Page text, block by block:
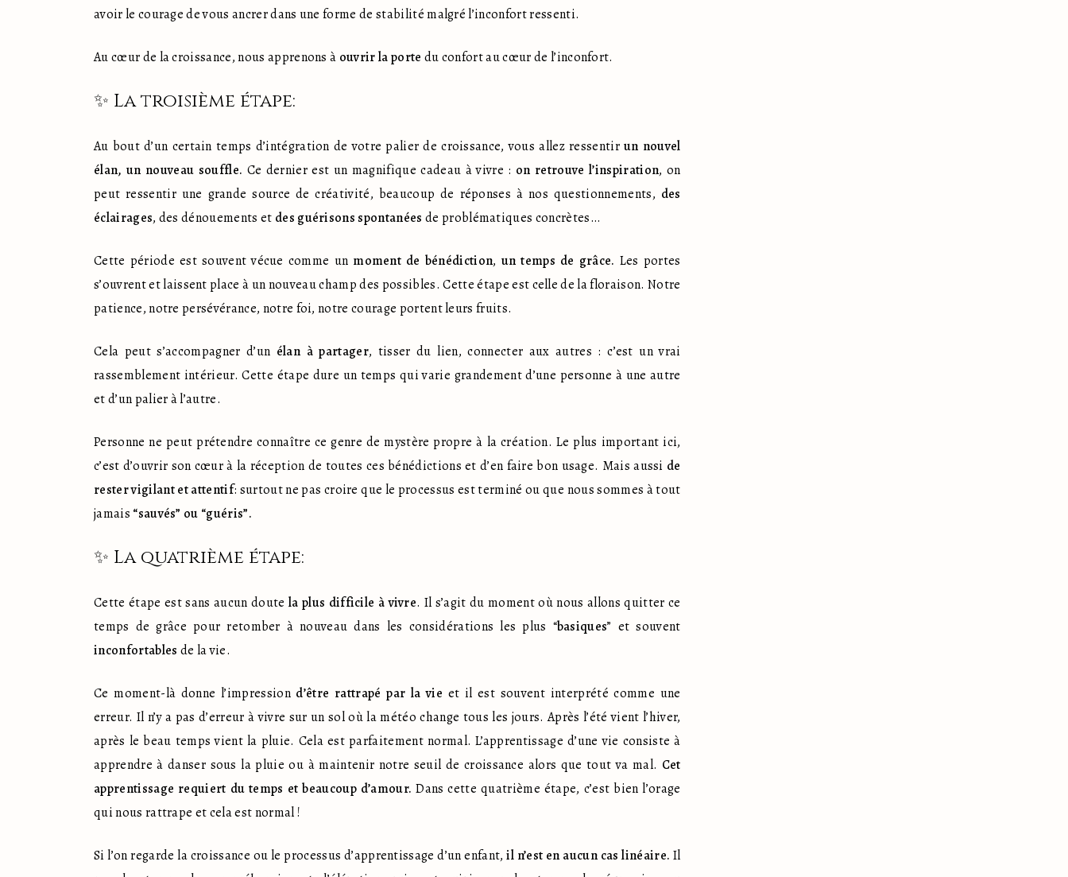
avoir le courage de vous ancrer dans une forme de stabilité malgré l’inconfort ressenti.
Au cœur de la croissance, nous apprenons à ouvrir la porte du confort au cœur de l’inconfort.
✨ La troisième étape:
Au bout d’un certain temps d’intégration de votre palier de croissance, vous allez ressentir un nouvel
élan, un nouveau souffle. Ce dernier est un magnifique cadeau à vivre : on retrouve l’inspiration, on
peut ressentir une grande source de créativité, beaucoup de réponses à nos questionnements, des
éclairages, des dénouements et des guérisons spontanées de problématiques concrètes…
Cette période est souvent vécue comme un moment de bénédiction, un temps de grâce. Les portes
s’ouvrent et laissent place à un nouveau champ des possibles. Cette étape est celle de la floraison. Notre
patience, notre persévérance, notre foi, notre courage portent leurs fruits.
Cela peut s’accompagner d’un élan à partager, tisser du lien, connecter aux autres : c’est un vrai
rassemblement intérieur. Cette étape dure un temps qui varie grandement d’une personne à une autre
et d’un palier à l’autre.
Personne ne peut prétendre connaître ce genre de mystère propre à la création. Le plus important ici,
c’est d’ouvrir son cœur à la réception de toutes ces bénédictions et d’en faire bon usage. Mais aussi de
rester vigilant et attentif: surtout ne pas croire que le processus est terminé ou que nous sommes à tout
jamais “sauvés” ou “guéris”.
✨ La quatrième étape:
Cette étape est sans aucun doute la plus difficile à vivre. Il s’agit du moment où nous allons quitter ce
temps de grâce pour retomber à nouveau dans les considérations les plus “basiques
inconfortables de la vie.
Ce moment-là donne l’impression d’être rattrapé par la vie et il est souvent interprété comme une
erreur. Il n’y a pas d’erreur à vivre sur un sol où la météo change tous les jours. Après l’été vient l’hiver,
après le beau temps vient la pluie. Cela est parfaitement normal. L’apprentissage d’une vie consiste à
apprendre à danser sous la pluie ou à maintenir notre seuil de croissance alors que tout va mal. Cet
apprentissage requiert du temps et beaucoup d’amour. Dans cette quatrième étape, c’est bien l’orage
qui nous rattrape et cela est normal !
Si l’on regarde la croissance ou le processus d’apprentissage d’un enfant, il n’est en aucun cas linéaire. Il